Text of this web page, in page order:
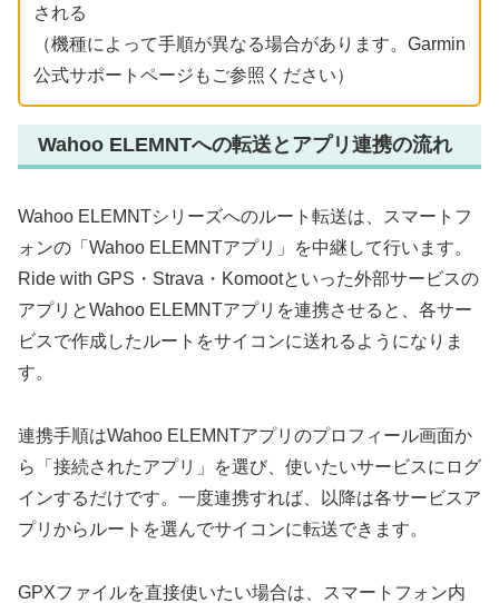
される
（機種によって手順が異なる場合があります。Garmin
公式サポートページもご参照ください）
Wahoo ELEMNTへの転送とアプリ連携の流れ
Wahoo ELEMNTシリーズへのルート転送は、スマートフ
ォンの「Wahoo ELEMNTアプリ」を中継して行います。
Ride with GPS・Strava・Komootといった外部サービスの
アプリとWahoo ELEMNTアプリを連携させると、各サー
ビスで作成したルートをサイコンに送れるようになりま
す。
連携手順はWahoo ELEMNTアプリのプロフィール画面か
ら「接続されたアプリ」を選び、使いたいサービスにログ
インするだけです。一度連携すれば、以降は各サービスア
プリからルートを選んでサイコンに転送できます。
GPXファイルを直接使いたい場合は、スマートフォン内